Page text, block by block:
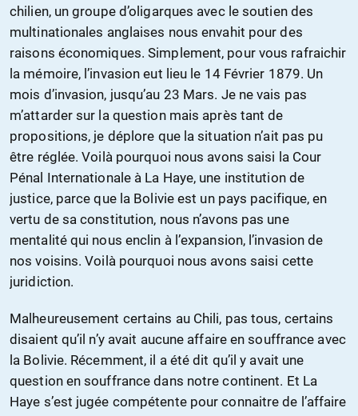
chilien, un groupe d’oligarques avec le soutien des
multinationales anglaises nous envahit pour des
raisons économiques. Simplement, pour vous rafraichir
la mémoire, l’invasion eut lieu le 14 Février 1879. Un
mois d’invasion, jusqu’au 23 Mars. Je ne vais pas
m’attarder sur la question mais après tant de
propositions, je déplore que la situation n’ait pas pu
être réglée. Voilà pourquoi nous avons saisi la Cour
Pénal Internationale à La Haye, une institution de
justice, parce que la Bolivie est un pays pacifique, en
vertu de sa constitution, nous n’avons pas une
mentalité qui nous enclin à l’expansion, l’invasion de
nos voisins. Voilà pourquoi nous avons saisi cette
juridiction.
Malheureusement certains au Chili, pas tous, certains
disaient qu’il n’y avait aucune affaire en souffrance avec
la Bolivie. Récemment, il a été dit qu’il y avait une
question en souffrance dans notre continent. Et La
Haye s’est jugée compétente pour connaitre de l’affaire